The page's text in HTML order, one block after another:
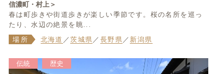
信濃町・村上＞
春は町歩きや街道歩きが楽しい季節です。桜の名所を巡っ
たり、水辺の絶景を眺...
場所
北海道 ／茨城県／ 長野県／ 新潟県
伝統 歴史